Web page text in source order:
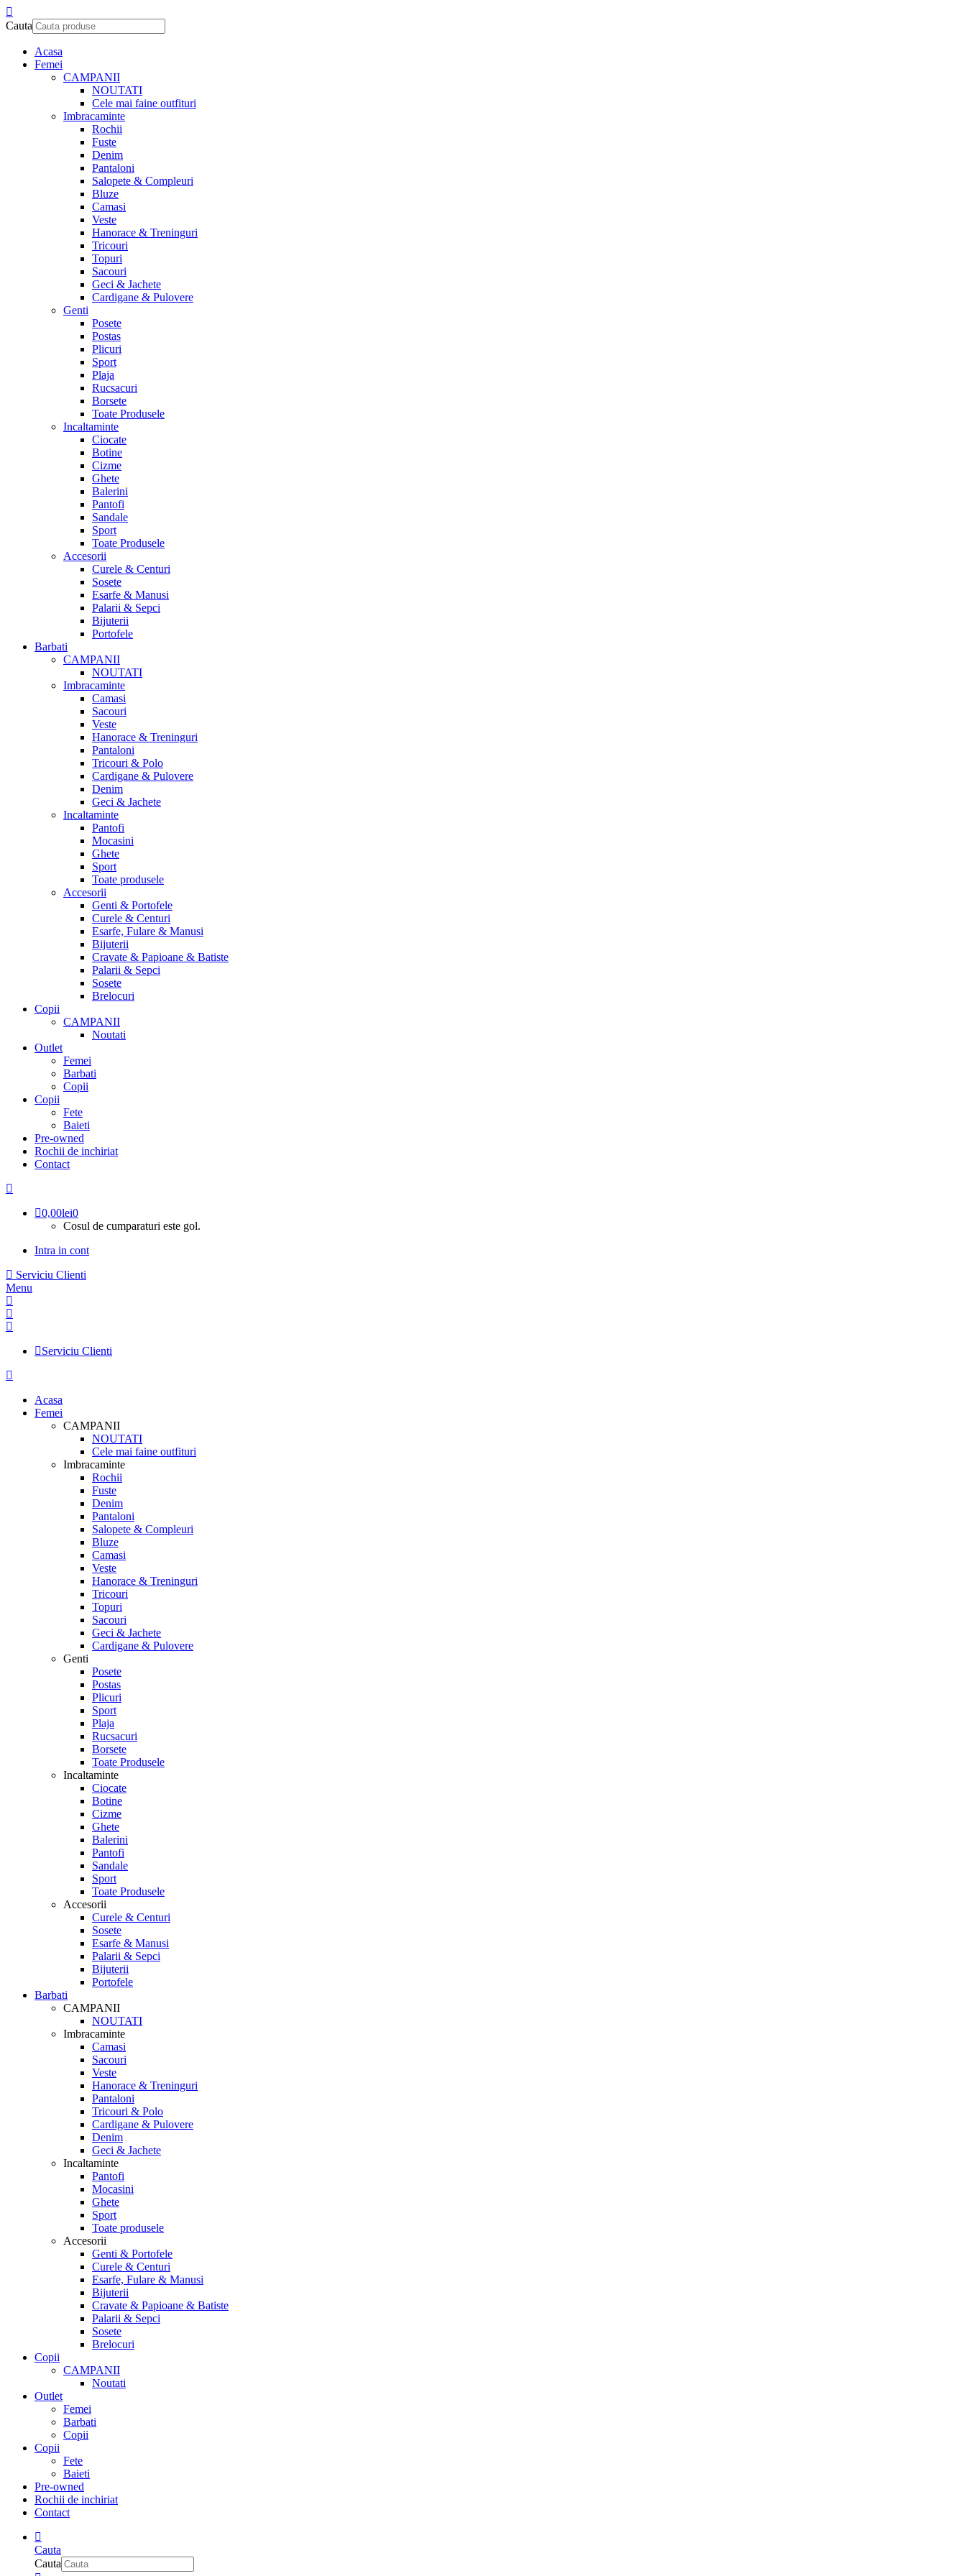
Cauta
Acasa
Femei
CAMPANII
NOUTATI
Cele mai faine outfituri
Imbracaminte
Rochii
Fuste
Denim
Pantaloni
Salopete & Compleuri
Bluze
Camasi
Veste
Hanorace & Treninguri
Tricouri
Topuri
Sacouri
Geci & Jachete
Cardigane & Pulovere
Genti
Posete
Postas
Plicuri
Sport
Plaja
Rucsacuri
Borsete
Toate Produsele
Incaltaminte
Ciocate
Botine
Cizme
Ghete
Balerini
Pantofi
Sandale
Sport
Toate Produsele
Accesorii
Curele & Centuri
Sosete
Esarfe & Manusi
Palarii & Sepci
Bijuterii
Portofele
Barbati
CAMPANII
NOUTATI
Imbracaminte
Camasi
Sacouri
Veste
Hanorace & Treninguri
Pantaloni
Tricouri & Polo
Cardigane & Pulovere
Denim
Geci & Jachete
Incaltaminte
Pantofi
Mocasini
Ghete
Sport
Toate produsele
Accesorii
Genti & Portofele
Curele & Centuri
Esarfe, Fulare & Manusi
Bijuterii
Cravate & Papioane & Batiste
Palarii & Sepci
Sosete
Brelocuri
Copii
CAMPANII
Noutati
Outlet
Femei
Barbati
Copii
Copii
Fete
Baieti
Pre-owned
Rochii de inchiriat
Contact
0,00lei0
Cosul de cumparaturi este gol.
Intra in cont
Serviciu Clienti
Menu
Serviciu Clienti
Acasa
Femei
CAMPANII
NOUTATI
Cele mai faine outfituri
Imbracaminte
Rochii
Fuste
Denim
Pantaloni
Salopete & Compleuri
Bluze
Camasi
Veste
Hanorace & Treninguri
Tricouri
Topuri
Sacouri
Geci & Jachete
Cardigane & Pulovere
Genti
Posete
Postas
Plicuri
Sport
Plaja
Rucsacuri
Borsete
Toate Produsele
Incaltaminte
Ciocate
Botine
Cizme
Ghete
Balerini
Pantofi
Sandale
Sport
Toate Produsele
Accesorii
Curele & Centuri
Sosete
Esarfe & Manusi
Palarii & Sepci
Bijuterii
Portofele
Barbati
CAMPANII
NOUTATI
Imbracaminte
Camasi
Sacouri
Veste
Hanorace & Treninguri
Pantaloni
Tricouri & Polo
Cardigane & Pulovere
Denim
Geci & Jachete
Incaltaminte
Pantofi
Mocasini
Ghete
Sport
Toate produsele
Accesorii
Genti & Portofele
Curele & Centuri
Esarfe, Fulare & Manusi
Bijuterii
Cravate & Papioane & Batiste
Palarii & Sepci
Sosete
Brelocuri
Copii
CAMPANII
Noutati
Outlet
Femei
Barbati
Copii
Copii
Fete
Baieti
Pre-owned
Rochii de inchiriat
Contact
Cauta
Cauta